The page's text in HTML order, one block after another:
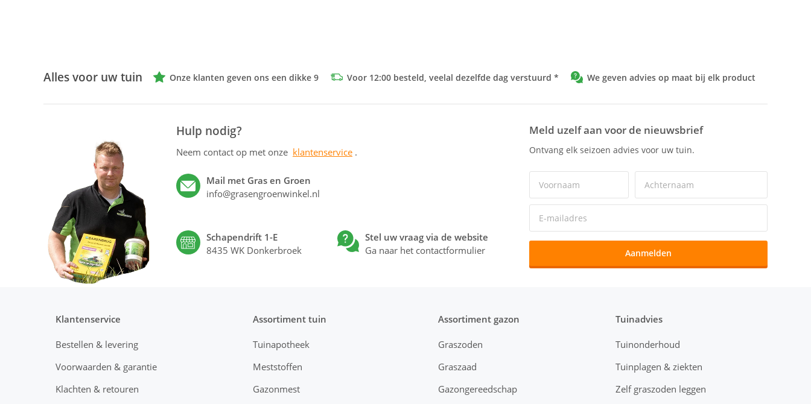
Alles voor uw tuin Onze klanten geven ons een dikke 9 Voor 12:00 besteld, veelal dezelfde dag verstuurd * We geven advies op maat bij elk product
Hulp nodig?
Neem contact op met onze klantenservice .
Mail met Gras en Groen
info@grasengroenwinkel.nl
Schapendrift 1-E
8435 WK Donkerbroek
Stel uw vraag via de website
Ga naar het contactformulier
Meld uzelf aan voor de nieuwsbrief
Ontvang elk seizoen advies voor uw tuin.
Aanmelden
Klantenservice
Bestellen & levering
Voorwaarden & garantie
Klachten & retouren
Assortiment tuin
Tuinapotheek
Meststoffen
Gazonmest
Assortiment gazon
Graszoden
Graszaad
Gazongereedschap
Tuinadvies
Tuinonderhoud
Tuinplagen & ziekten
Zelf graszoden leggen